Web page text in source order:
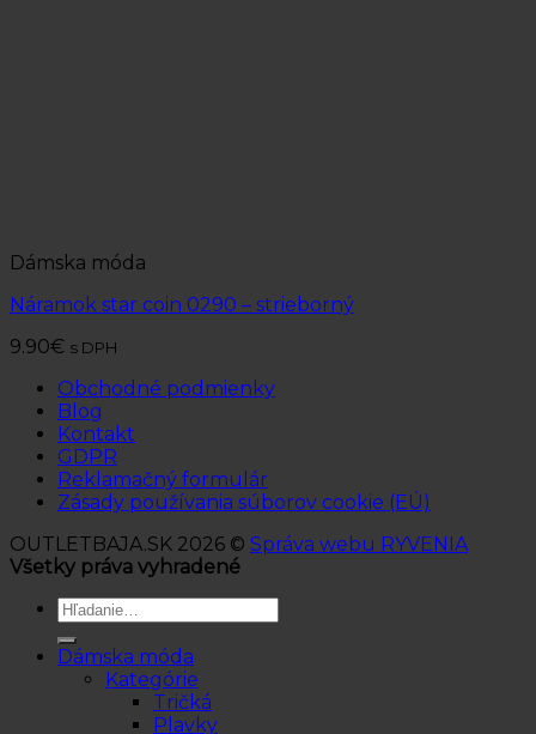
Dámska móda
Náramok star coin 0290 – strieborný
9.90€ s DPH
Obchodné podmienky
Blog
Kontakt
GDPR
Reklamačný formulár
Zásady používania súborov cookie (EÚ)
OUTLETBAJA.SK 2026 © Správa webu RYVENIA
Všetky práva vyhradené
Hľadať:
Dámska móda
Kategórie
Tričká
Plavky